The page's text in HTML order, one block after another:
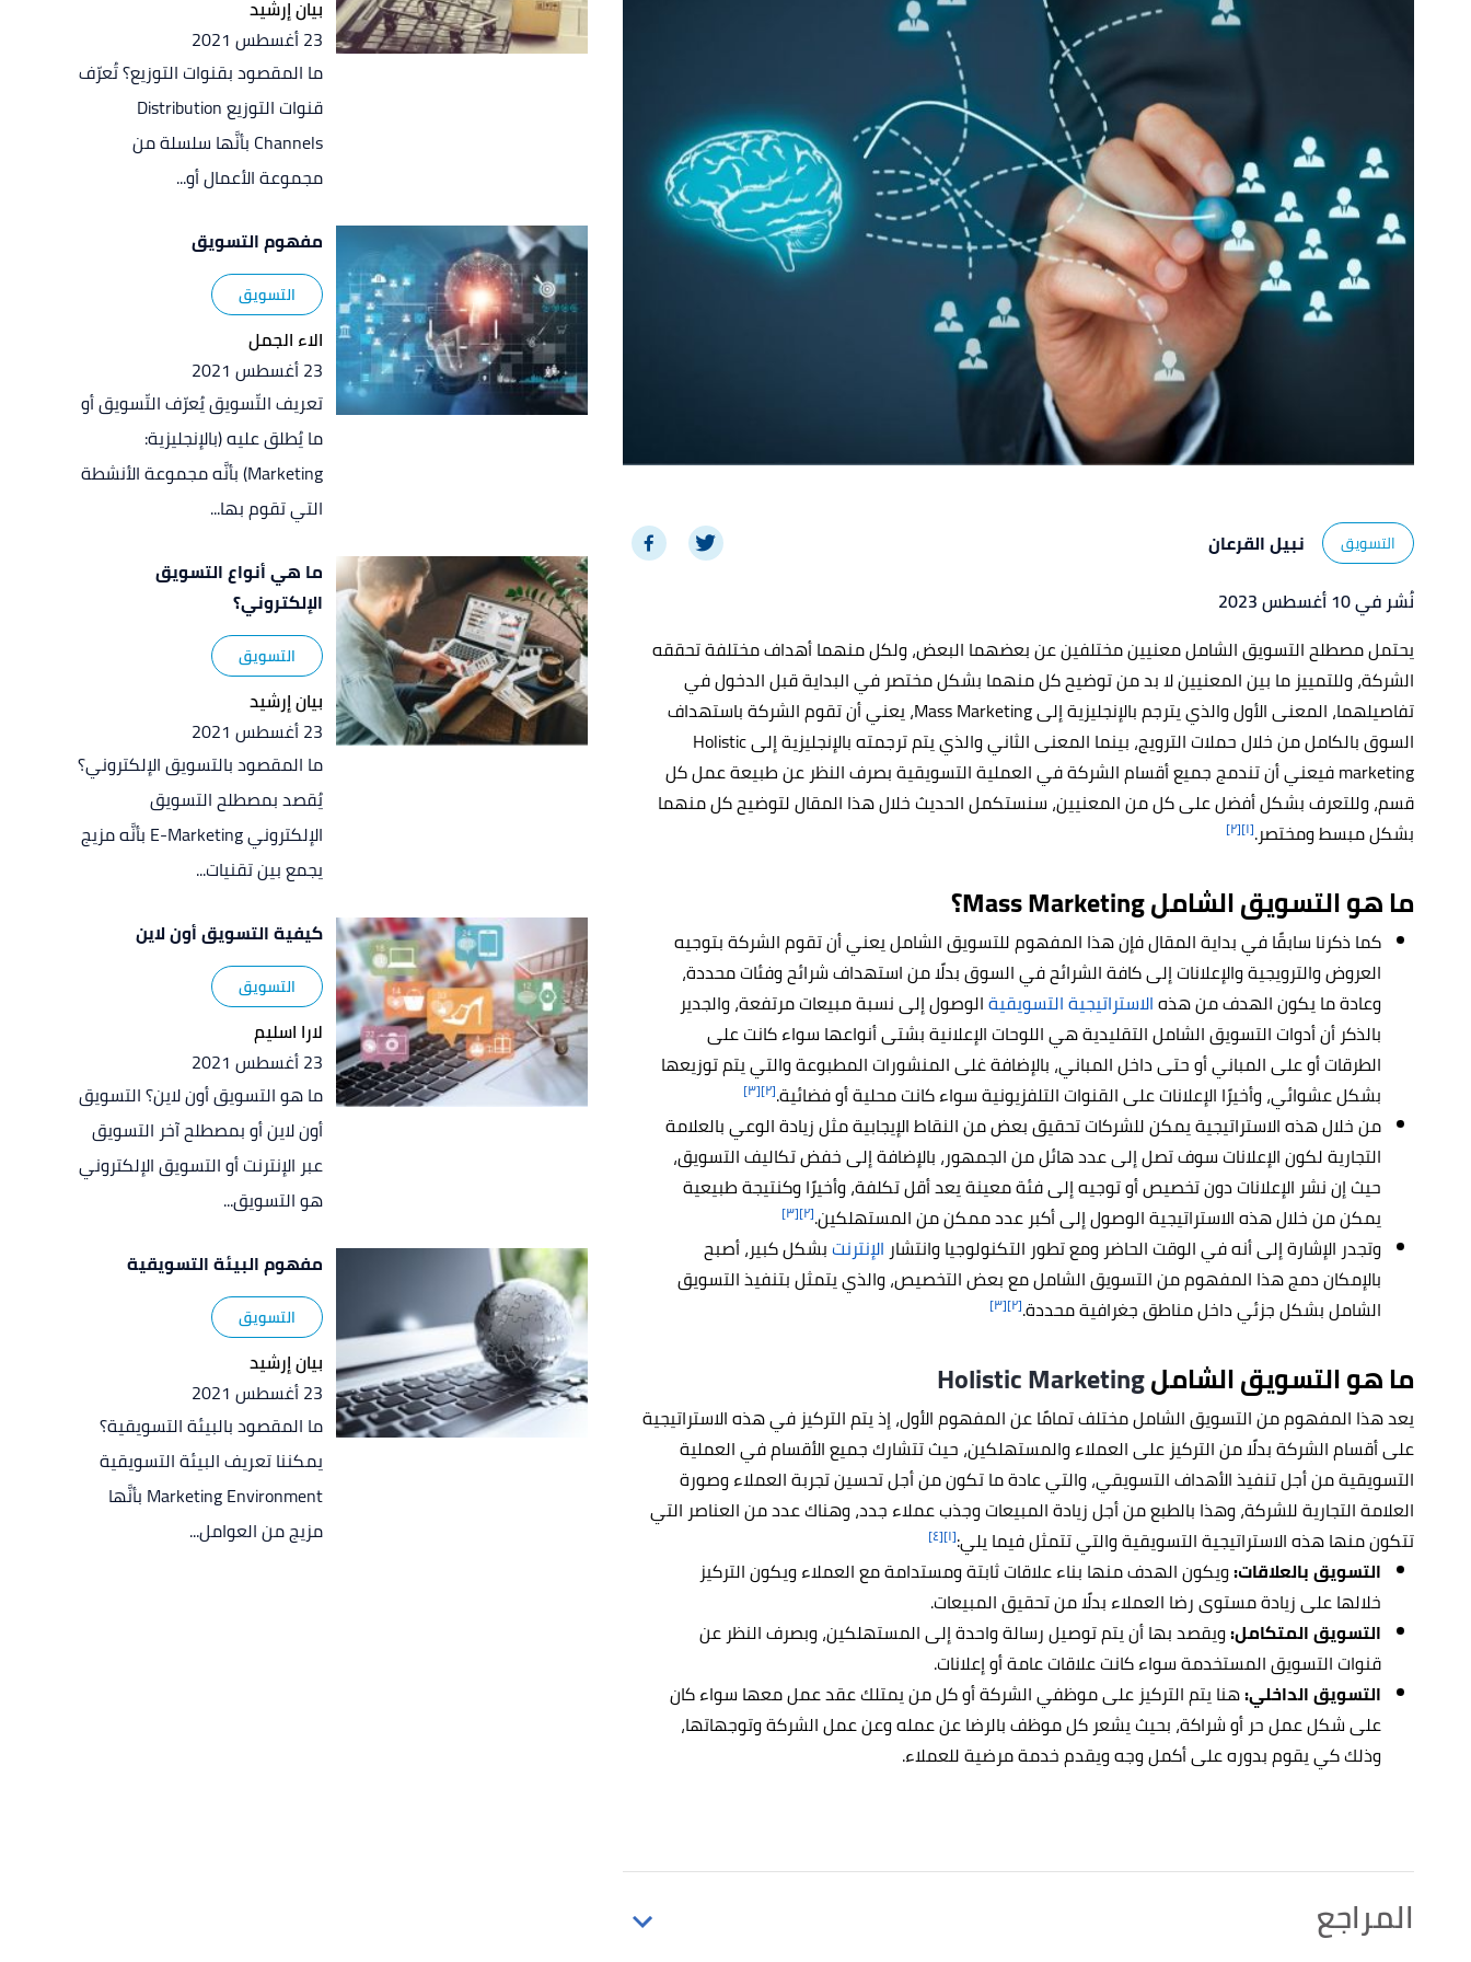
التسويق
نبيل القرعان
نُشر في 10 أغسطس 2023
يحتمل مصطلح التسويق الشامل معنيين مختلفين عن بعضهما البعض، ولكل منهما أهداف مختلفة تحققه
الشركة، وللتمييز ما بين المعنيين لا بد من توضيح كل منهما بشكل مختصر في البداية قبل الدخول في
تفاصيلهما، المعنى الأول والذي يترجم بالإنجليزية إلى Mass Marketing، يعني أن تقوم الشركة باستهداف
السوق بالكامل من خلال حملات الترويج، بينما المعنى الثاني والذي يتم ترجمته بالإنجليزية إلىHolistic
marketing فيعني أن تندمج جميع أقسام الشركة في العملية التسويقية بصرف النظر عن طبيعة عمل كل
قسم، وللتعرف بشكل أفضل على كل من المعنيين، سنستكمل الحديث خلال هذا المقال لتوضيح كل منهما
بشكل مبسط ومختصر.[١] [٢]
ما هو التسويق الشامل Mass Marketing؟
كما ذكرنا سابقًا في بداية المقال فإن هذا المفهوم للتسويق الشامل يعني أن تقوم الشركة بتوجيه
العروض والترويجية والإعلانات إلى كافة الشرائح في السوق بدلًا من استهداف شرائح وفئات محددة،
وعادة ما يكون الهدف من هذهالاستراتيجية التسويقيةالوصول إلى نسبة مبيعات مرتفعة، والجدير
بالذكر أن أدوات التسويق الشامل التقليدية هي اللوحات الإعلانية بشتى أنواعها سواء كانت على
الطرقات أو على المباني أو حتى داخل المباني، بالإضافة غلى المنشورات المطبوعة والتي يتم توزيعها
بشكل عشوائي، وأخيرًا الإعلانات على القنوات التلفزيونية سواء كانت محلية أو فضائية.[٢] [٣]
من خلال هذه الاستراتيجية يمكن للشركات تحقيق بعض من النقاط الإيجابية مثل زيادة الوعي بالعلامة
التجارية لكون الإعلانات سوف تصل إلى عدد هائل من الجمهور، بالإضافة إلى خفض تكاليف التسويق،
حيث إن نشر الإعلانات دون تخصيص أو توجيه إلى فئة معينة يعد أقل تكلفة، وأخيرًا وكنتيجة طبيعية
يمكن من خلال هذه الاستراتيجية الوصول إلى أكبر عدد ممكن من المستهلكين.[٢] [٣]
وتجدر الإشارة إلى أنه في الوقت الحاضر ومع تطور التكنولوجيا وانتشار الإنترنتبشكل كبير، أصبح
بالإمكان دمج هذا المفهوم من التسويق الشامل مع بعض التخصيص، والذي يتمثل بتنفيذ التسويق
الشامل بشكل جزئي داخل مناطق جغرافية محددة.[٢] [٣]
ما هو التسويق الشاملHolistic Marketing
يعد هذا المفهوم من التسويق الشامل مختلف تمامًا عن المفهوم الأول، إذ يتم التركيز في هذه الاستراتيجية
على أقسام الشركة بدلًا من التركيز على العملاء والمستهلكين، حيث تتشارك جميع الأقسام في العملية
التسويقية من أجل تنفيذ الأهداف التسويقي، والتي عادة ما تكون من أجل تحسين تجربة العملاء وصورة
العلامة التجارية للشركة، وهذا بالطبع من أجل زيادة المبيعات وجذب عملاء جدد، وهناك عدد من العناصر التي
تتكون منها هذه الاستراتيجية التسويقية والتي تتمثل فيما يلي:[١] [٤]
التسويق بالعلاقات:ويكون الهدف منها بناء علاقات ثابتة ومستدامة مع العملاء ويكون التركيز
خلالها على زيادة مستوى رضا العملاء بدلًا من تحقيق المبيعات.
التسويق المتكامل:ويقصد بها أن يتم توصيل رسالة واحدة إلى المستهلكين، وبصرف النظر عن
قنوات التسويق المستخدمة سواء كانت علاقات عامة أو إعلانات.
التسويق الداخلي:هنا يتم التركيز على موظفي الشركة أو كل من يمتلك عقد عمل معها سواء كان
على شكل عمل حر أو شراكة، بحيث يشعر كل موظف بالرضا عن عمله وعن عمل الشركة وتوجهاتها،
وذلك كي يقوم بدوره على أكمل وجه ويقدم خدمة مرضية للعملاء.
المراجع
بيان إرشيد
23 أغسطس 2021
ما المقصود بقنوات التوزيع؟ تُعرّف
قنوات التوزيع Distribution
Channels بأنَّها سلسلة من
مجموعة الأعمال أو...
مفهوم التسويق
التسويق
الاء الجمل
23 أغسطس 2021
تعريف التّسويق يُعرّف التّسويق أو
ما يُطلق عليه (بالإنجليزية:
Marketing) بأنَّه مجموعة الأنشطة
التي تقوم بها...
ما هي أنواع التسويق
الإلكتروني؟
التسويق
بيان إرشيد
23 أغسطس 2021
ما المقصود بالتسويق الإلكتروني؟
يُقصد بمصطلح التسويق
الإلكتروني E-Marketing بأنَّه مزيج
يجمع بين تقنيات...
كيفية التسويق أون لاين
التسويق
لارا اسليم
23 أغسطس 2021
ما هو التسويق أون لاين؟ التسويق
أون لاين أو بمصطلح آخر التسويق
عبر الإنترنت أو التسويق الإلكتروني
هو التسويق...
مفهوم البيئة التسويقية
التسويق
بيان إرشيد
23 أغسطس 2021
ما المقصود بالبيئة التسويقية؟
يمكننا تعريف البيئة التسويقية
Marketing Environment بأنَّها
مزيج من العوامل...